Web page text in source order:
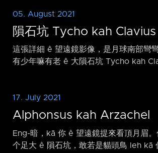
05. August 2021
隕石坑 Tycho kah Clavius
這張詳細 ê 望遠鏡影像，是月球南部彎
有少年嘛有老 ê 大隕石坑 Tycho kah
17. July 2021
Alphonsus kah Arzachel
Eng-暗，kā 你 ê 望遠鏡提來看頂月眉
个足大 ê 隕石坑，敢若是貓頭鳥 leh kā